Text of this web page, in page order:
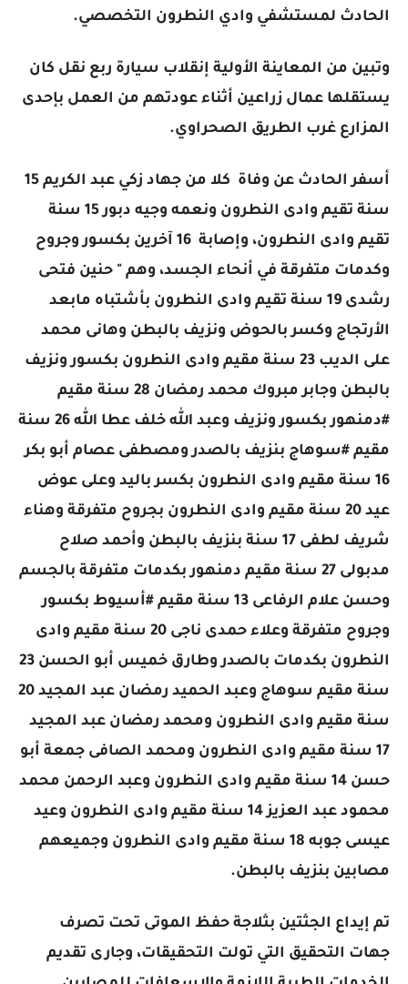
الحادث لمستشفي وادي النطرون التخصصي.
وتبين من المعاينة الأولية إنقلاب سيارة ربع نقل كان
يستقلها عمال زراعين أثناء عودتهم من العمل بإحدى
المزارع غرب الطريق الصحراوي.
أسفر الحادث عن وفاة كلا من جهاد زكي عبد الكريم 15
سنة تقيم وادى النطرون ونعمه وجيه دبور 15 سنة
تقيم وادى النطرون، وإصابة 16 آخرين بكسور وجروح
وكدمات متفرقة في أنحاء الجسد، وهم " حنين فتحى
رشدى 19 سنة تقيم وادى النطرون بأشتباه مابعد
الأرتجاج وكسر بالحوض ونزيف بالبطن وهانى محمد
على الديب 23 سنة مقيم وادى النطرون بكسور ونزيف
بالبطن وجابر مبروك محمد رمضان 28 سنة مقيم
#دمنهور بكسور ونزيف وعبد الله خلف عطا الله 26 سنة
مقيم #سوهاج بنزيف بالصدر ومصطفى عصام أبو بكر
16 سنة مقيم وادى النطرون بكسر باليد وعلى عوض
عيد 20 سنة مقيم وادى النطرون بجروح متفرقة وهناء
شريف لطفى 17 سنة بنزيف بالبطن وأحمد صلاح
مدبولى 27 سنة مقيم دمنهور بكدمات متفرقة بالجسم
وحسن علام الرفاعى 13 سنة مقيم #أسيوط بكسور
وجروح متفرقة وعلاء حمدى ناجى 20 سنة مقيم وادى
النطرون بكدمات بالصدر وطارق خميس أبو الحسن 23
سنة مقيم سوهاج وعبد الحميد رمضان عبد المجيد 20
سنة مقيم وادى النطرون ومحمد رمضان عبد المجيد
17 سنة مقيم وادى النطرون ومحمد الصافى جمعة أبو
حسن 14 سنة مقيم وادى النطرون وعبد الرحمن محمد
محمود عبد العزيز 14 سنة مقيم وادى النطرون وعيد
عيسى جوبه 18 سنة مقيم وادى النطرون وجميعهم
مصابين بنزيف بالبطن.
تم إيداع الجثتين بثلاجة حفظ الموتى تحت تصرف
جهات التحقيق التي تولت التحقيقات، وجارى تقديم